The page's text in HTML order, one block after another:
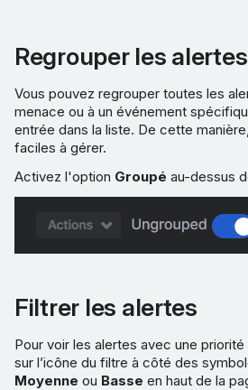
Regrouper les alertes
Vous pouvez regrouper toutes les
menace ou à un événement
entrée dans la liste. De cette
faciles à gérer.
Activez l'option Groupé au-dessus
Filtrer les alertes
Pour voir les alertes avec une
sur l’icône du filtre à côté des
Moyenne ou Basse en haut de la